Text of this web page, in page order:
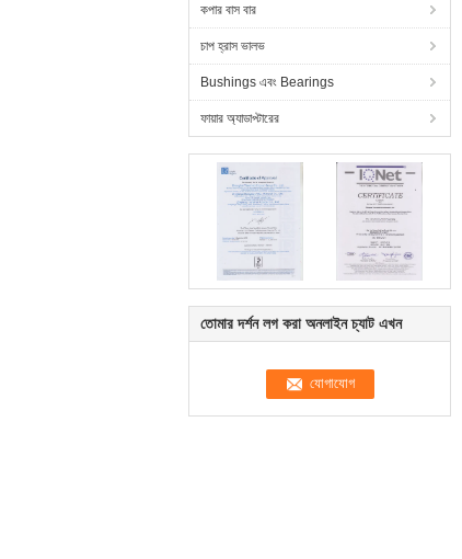
কপার বাস বার
চাপ হ্রাস ভালভ
Bushings এবং Bearings
ফায়ার অ্যাডাপ্টারের
তোমার দর্শন লগ করা অনলাইন চ্যাট এখন